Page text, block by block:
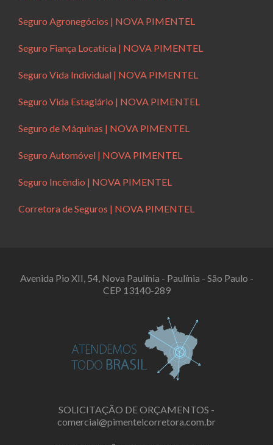
Seguro Agronegócios | NOVA PIMENTEL
Seguro Fiança Locatícia | NOVA PIMENTEL
Seguro Vida Individual | NOVA PIMENTEL
Seguro Vida Estagiário | NOVA PIMENTEL
Seguro de Máquinas | NOVA PIMENTEL
Seguro Automóvel | NOVA PIMENTEL
Seguro Incêndio | NOVA PIMENTEL
Corretora de Seguros | NOVA PIMENTEL
Avenida Pio XII, 54, Nova Paulínia - Paulínia - São Paulo -
CEP 13140-289
SOLICITAÇÃO DE ORÇAMENTOS -
comercial@pimentelcorretora.com.br